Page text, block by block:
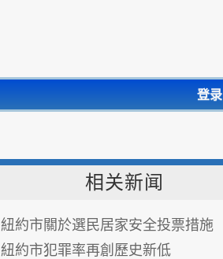
登录
相关新闻
紐約市關於選民居家安全投票措施
紐約市犯罪率再創歷史新低